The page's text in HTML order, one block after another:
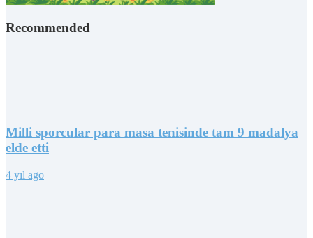
Recommended
Milli sporcular para masa tenisinde tam 9 madalya
elde etti
4 yıl ago